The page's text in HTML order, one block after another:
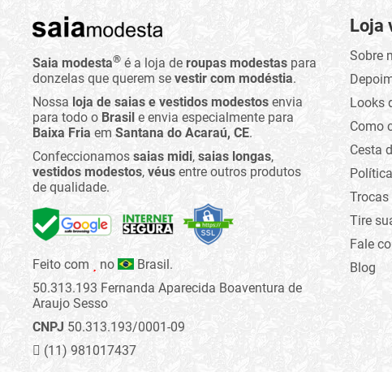
Saia modesta® é a loja de roupas modestas para
donzelas que querem se vestir com modéstia.
Nossa loja de saias e vestidos modestos envia
para todo o Brasil e envia especialmente para
Baixa Fria em Santana do Acaraú, CE.
Confeccionamos saias midi, saias longas,
vestidos modestos, véus entre outros produtos
de qualidade.
Feito com no
Brasil.
50.313.193 Fernanda Aparecida Boaventura de
Araujo Sesso
CNPJ 50.313.193/0001-09
(11) 981017437
Loja
Sobre
Looks
Como
Cesta
Trocas
Tire
Fale
Blog